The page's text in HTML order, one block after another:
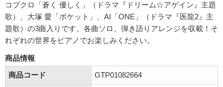
コブクロ「蒼く 優しく」（ドラマ『ドリーム☆アゲイン』主題
歌）、大塚 愛「ポケット」、AI「ONE」（ドラマ『医龍2』主
題歌）の3曲入りです。各曲ソロ、弾き語りアレンジを収載！そ
れぞれの世界をピアノでお楽しみください。
商品情報
商品コード
GTP01082664